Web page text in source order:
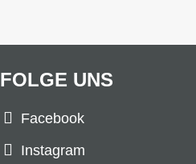
FOLGE UNS
Facebook
Instagram